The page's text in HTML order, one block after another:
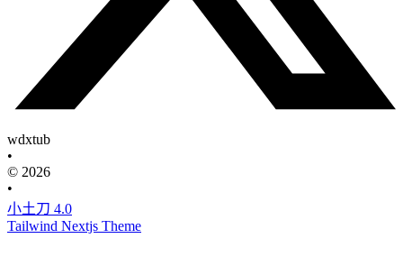
wdxtub
•
© 2026
•
小土刀 4.0
Tailwind Nextjs Theme